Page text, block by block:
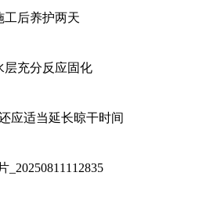
工后养护两天
层充分反应固化
应适当延长晾干时间